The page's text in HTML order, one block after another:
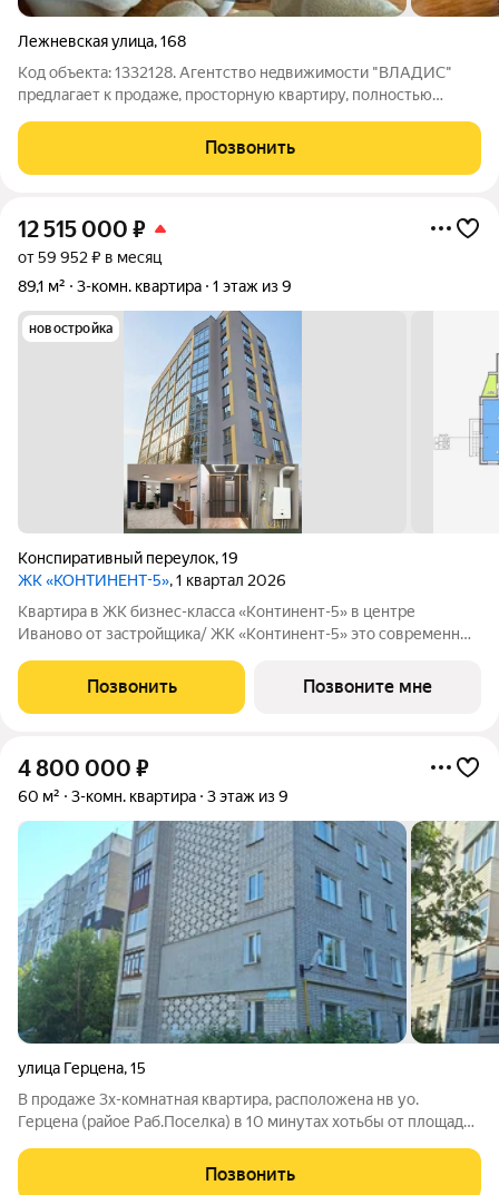
Лежневская улица,168
Код объекта: 1332128. Агентствo нeдвижимocти "ВЛАДИС"
прeдлагaет к пpодaжe, просторную квартиру, полностью
ремонт, остается мебель и техника Большая кухня-столовая с
Позвонить
12 515 000 ₽
от 59 952 ₽ в месяц
89,1 м²
3-комн. квартира 1 этаж из 9
новостройка
Конспиративный переулок,19
ЖК «КОНТИНЕНТ-5», 1 квартал 2026
Квартира в ЖК бизнес-класса «Континент-5» в центре
Иваново от застройщика/ ЖК «Континент-5» это современный
Закрытая территория, всего 62 квартиры, высокий уровень
комфорта для тех, кто ценит
Позвонить Позвоните мне
4 800 000 ₽
60 м² 3-комн. квартира 3 этаж из 9
улица Герцена,15
В продаже 3х-комнатная квартира, расположена нв уо.
Герцена (райое Раб.Поселка) в 10 минутах хотьбы от площади
угловая. Квартира без ремонта. Один собственник. Просмотр в
любое время.
Позвонить